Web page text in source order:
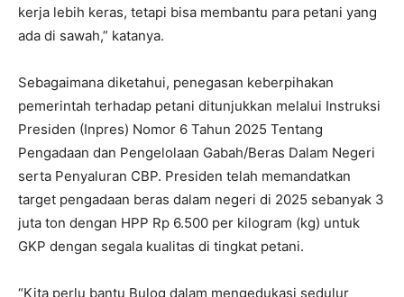
kerja lebih keras, tetapi bisa membantu para petani yang
ada di sawah,” katanya.
Sebagaimana diketahui, penegasan keberpihakan
pemerintah terhadap petani ditunjukkan melalui Instruksi
Presiden (Inpres) Nomor 6 Tahun 2025 Tentang
Pengadaan dan Pengelolaan Gabah/Beras Dalam Negeri
serta Penyaluran CBP. Presiden telah memandatkan
target pengadaan beras dalam negeri di 2025 sebanyak 3
juta ton dengan HPP Rp 6.500 per kilogram (kg) untuk
GKP dengan segala kualitas di tingkat petani.
“Kita perlu bantu Bulog dalam mengedukasi sedulur